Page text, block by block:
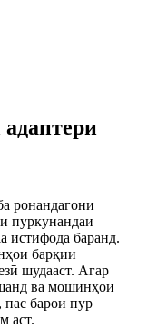
ронандагони
пуркунандаи
истифода баранд.
барқии
шудааст. Агар
ва мошинҳои
пас барои пур
аст.